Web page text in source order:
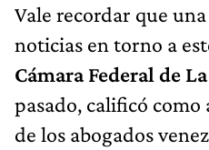
Vale recordar que
noticias en torno a
Cámara Federal de
pasado, calificó
de los abogados